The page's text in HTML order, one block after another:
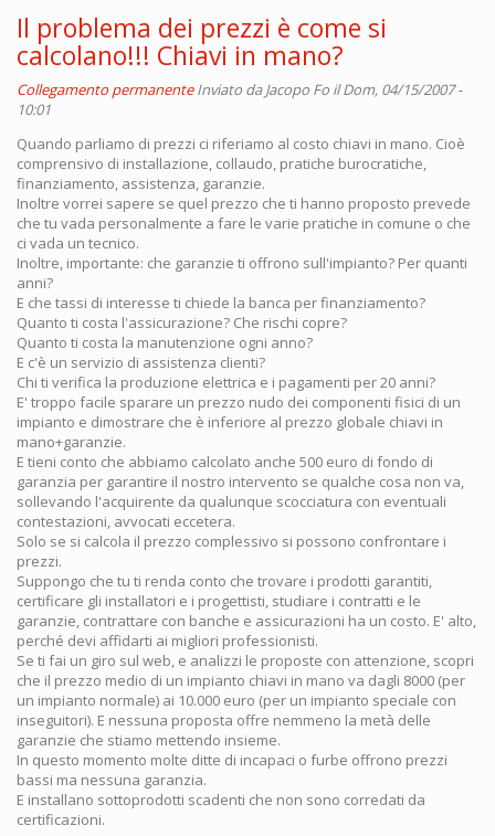
Il problema dei prezzi è come si
calcolano!!! Chiavi in mano?
Collegamento permanente Inviato daJacopo Fo il Dom, 04/15/2007 -
10:01
Quando parliamo di prezzi ci riferiamo al costo chiavi in mano. Cioè
comprensivo di installazione, collaudo, pratiche burocratiche,
finanziamento, assistenza, garanzie.
Inoltre vorrei sapere se quel prezzo che ti hanno proposto prevede
che tu vada personalmente a fare le varie pratiche in comune o che
ci vada un tecnico.
Inoltre, importante: che garanzie ti offrono sull'impianto? Per quanti
anni?
E che tassi di interesse ti chiede la banca per finanziamento?
Quanto ti costa l'assicurazione? Che rischi copre?
Quanto ti costa la manutenzione ogni anno?
E c'è un servizio di assistenza clienti?
Chi ti verifica la produzione elettrica e i pagamenti per 20 anni?
E' troppo facile sparare un prezzo nudo dei componenti fisici di un
impianto e dimostrare che è inferiore al prezzo globale chiavi in
mano+garanzie.
E tieni conto che abbiamo calcolato anche 500 euro di fondo di
garanzia per garantire il nostro intervento se qualche cosa non va,
sollevando l'acquirente da qualunque scocciatura con eventuali
contestazioni, avvocati eccetera.
Solo se si calcola il prezzo complessivo si possono confrontare i
prezzi.
Suppongo che tu ti renda conto che trovare i prodotti garantiti,
certificare gli installatori e i progettisti, studiare i contratti e le
garanzie, contrattare con banche e assicurazioni ha un costo. E' alto,
perché devi affidarti ai migliori professionisti.
Se ti fai un giro sul web, e analizzi le proposte con attenzione, scopri
che il prezzo medio di un impianto chiavi in mano va dagli 8000 (per
un impianto normale) ai 10.000 euro (per un impianto speciale con
inseguitori). E nessuna proposta offre nemmeno la metà delle
garanzie che stiamo mettendo insieme.
In questo momento molte ditte di incapaci o furbe offrono prezzi
bassi ma nessuna garanzia.
E installano sottoprodotti scadenti che non sono corredati da
certificazioni.